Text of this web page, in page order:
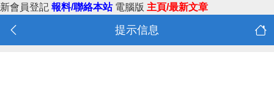
新會員登記 報料/聯絡本站 電腦版 主頁/最新文章
提示信息